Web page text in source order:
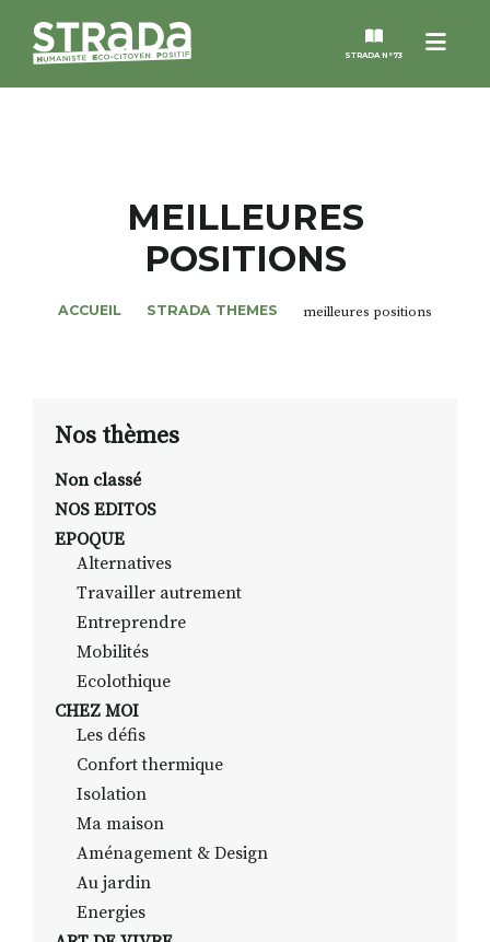
Menu
STRADA N°73
MAGAZINES
NOS THÈMES
RECHERCHER
S'INSCRIRE À LA NEWSLETTER
MEILLEURES
POSITIONS
ACCUEIL STRADA THEMES meilleures positions
Nos thèmes
Non classé
NOS EDITOS
EPOQUE
Alternatives
Travailler autrement
Entreprendre
Mobilités
Ecolothique
CHEZ MOI
Les défis
Confort thermique
Isolation
Ma maison
Aménagement & Design
Au jardin
Energies